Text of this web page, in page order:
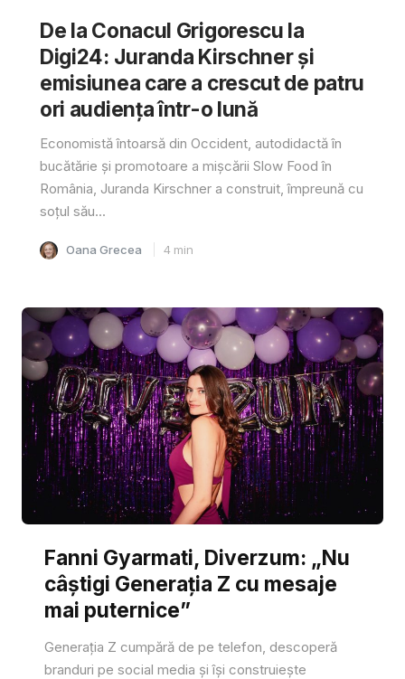
De la Conacul Grigorescu la
Digi24: Juranda Kirschner și
emisiunea care a crescut de patru
ori audiența într-o lună
Economistă întoarsă din Occident, autodidactă în
bucătărie și promotoare a mișcării Slow Food în
România, Juranda Kirschner a construit, împreună cu
soțul său...
Oana Grecea 4 min
Fanni Gyarmati, Diverzum: „Nu
câștigi Generația Z cu mesaje
mai puternice”
Generația Z cumpără de pe telefon, descoperă
branduri pe social media și își construiește